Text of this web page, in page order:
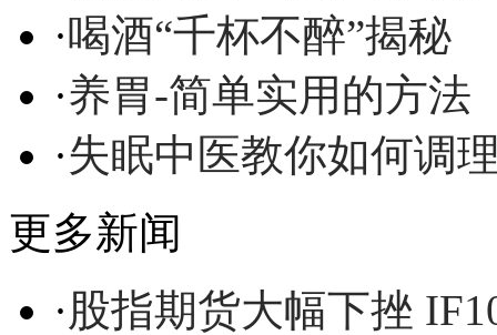
·喝酒“千杯不醉”揭秘
·养胃-简单实用的方法
·失眠中医教你如何调
更多新闻
·股指期货大幅下挫